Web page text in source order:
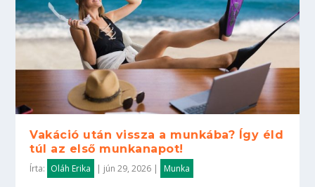
Vakáció után vissza a munkába? Így éld
túl az első munkanapot!
Írta: Oláh Erika | jún 29, 2026 | Munka